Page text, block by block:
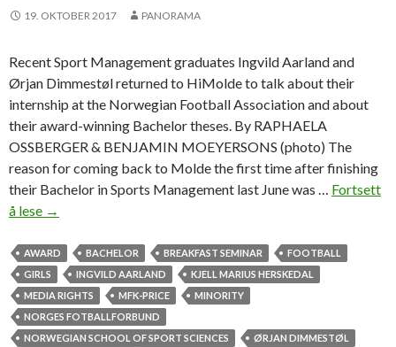
19. OKTOBER 2017 PANORAMA
Recent Sport Management graduates Ingvild Aarland and
Ørjan Dimmestøl returned to HiMolde to talk about their
internship at the Norwegian Football Association and about
their award-winning Bachelor theses. By RAPHAELA
OSSBERGER & BENJAMIN MOEYERSONS (photo) The
reason for coming back to Molde the first time after finishing
their Bachelor in Sports Management last June was … Fortsett
å lese A
a
r
d
-
w
→
AWARD BACHELOR BREAKFAST SEMINAR
FOOTBALL
GIRLS
INGVILD AARLAND
KJELL MARIUS HERSKEDAL
MEDIA RIGHTS
MFK-PRICE
MINORITY
NORGES FOTBALLFORBUND
NORWEGIAN SCHOOL OF SPORT SCIENCES
ØRJAN DIMMESTØL